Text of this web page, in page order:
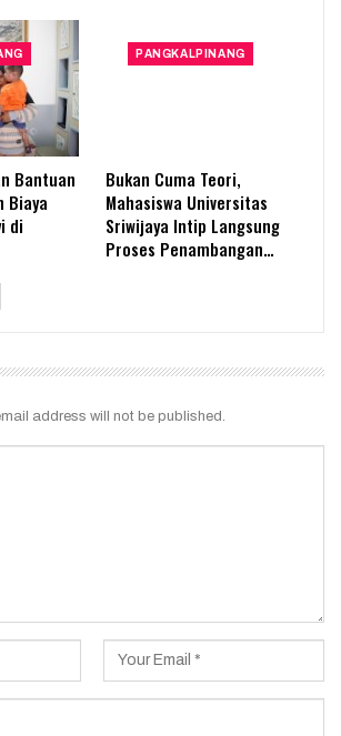
Bantuan
Biaya
di
PANGKALPINANG
Bukan Cuma Teori,
Mahasiswa Universitas
Sriwijaya Intip Langsung
Proses Penambangan…
address will not be published.